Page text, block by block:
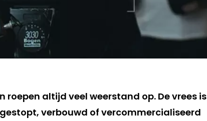
roepen altijd veel weerstand op. De vrees is
verbouwd of vercommercialiseerd